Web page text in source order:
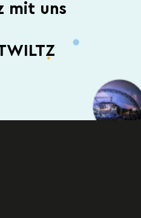
mit uns